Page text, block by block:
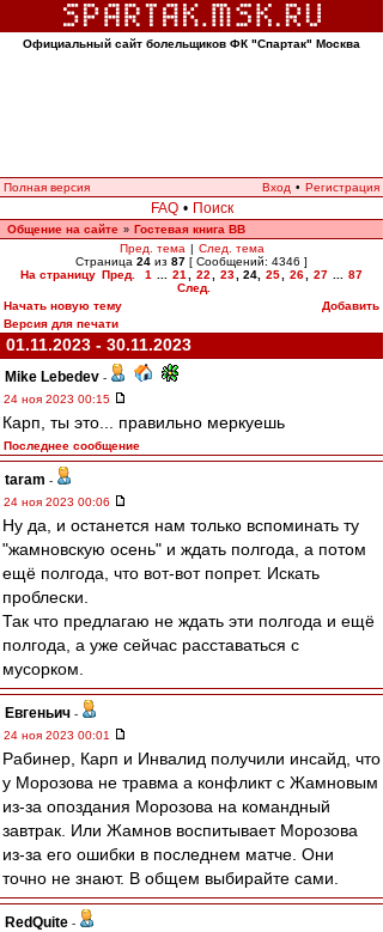
Официальный сайт болельщиков ФК "Спартак" Москва
Полная версия Вход • Регистрация
FAQ • Поиск
Общение на сайте » Гостевая книга ВВ
Пред. тема | След. тема
Страница 24 из 87 [ Сообщений: 4346 ]
На страницу Пред. 1 21 22 23 24 25 26 27
87
След.
Начать новую тему
Добавить
Версия для печати
01.11.2023 - 30.11.2023
Mike Lebedev -
24 ноя 2023 00:15
Карп, ты это... правильно меркуешь
Последнее сообщение
taram -
24 ноя 2023 00:06
Ну да, и останется нам только вспоминать ту
"жамновскую осень" и ждать полгода, а потом
ещё полгода, что вот-вот попрет. Искать
проблески.
Так что предлагаю не ждать эти полгода и ещё
полгода, а уже сейчас расставаться с
мусорком.
Евгеньич -
24 ноя 2023 00:01
Рабинер, Карп и Инвалид получили инсайд, что
у Морозова не травма а конфликт с Жамновым
из-за опоздания Морозова на командный
завтрак. Или Жамнов воспитывает Морозова
из-за его ошибки в последнем матче. Они
точно не знают. В общем выбирайте сами.
RedQuite -